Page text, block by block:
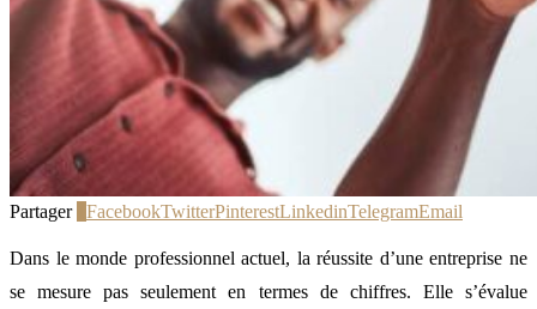
Partager FacebookTwitterPinterestLinkedinTelegramEmail
Dans le monde professionnel actuel, la réussite d’une entreprise ne
se mesure pas seulement en termes de chiffres. Elle s’évalue